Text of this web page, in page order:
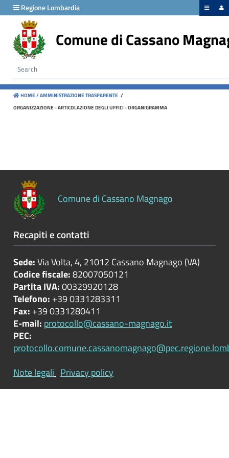
Regione Lombardia
Comune di Cassano
HOME /AMMINISTRAZIONE TRASPARENTE /
ORGANIZZAZIONE - ARTICOLAZIONE DEGLI UFFICI - ORGANIGRAMMA
Comune di Cassano Magnago
Recapiti e contatti
Sede:Via Volta, 4, 21012 Cassano Magnago (VA)
Codice fiscale:82007050121
Partita IVA:00329920128
Telefono: +39 0331283311
Fax: +39 0331280411
E-mail: protocollo@cassano-magnago.it
PEC:
Note legali Privacy policy
menu
Disposizioni
generali
Organizzazione
Consulenti
Bandi
concorso
Performance
Enti
controllati
Attività
procedimenti
Provvedimenti
Bandi
di